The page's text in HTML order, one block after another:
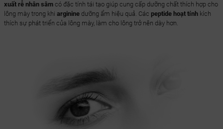
xuất rễ nhân sâmcó đặc tính tái tạo giúp cung cấp dưỡng chất thích hợp cho
lông mày trong khi argininedưỡng ẩm hiệu quả. Các peptide hoạt tínhkích
thích sự phát triển của lông mày, làm cho lông trở nên dày hơn.